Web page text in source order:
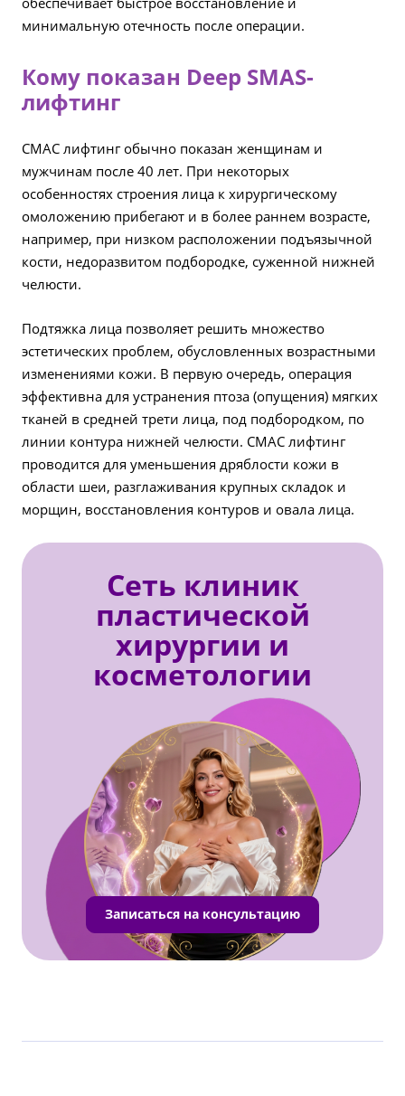
минимальную отечность после операции.
Кому показан Deep SMAS-
лифтинг
СМАС лифтинг обычно показан женщинам и
мужчинам после 40 лет. При некоторых
особенностях строения лица к хирургическому
омоложению прибегают и в более раннем возрасте,
например, при низком расположении подъязычной
кости, недоразвитом подбородке, суженной нижней
челюсти.
Подтяжка лица позволяет решить множество
эстетических проблем, обусловленных возрастными
изменениями кожи. В первую очередь, операция
эффективна для устранения птоза (опущения) мягких
тканей в средней трети лица, под подбородком, по
линии контура нижней челюсти. СМАС лифтинг
проводится для уменьшения дряблости кожи в
области шеи, разглаживания крупных складок и
морщин, восстановления контуров и овала лица.
Сеть клиник
пластической
хирургии и
косметологии
Записаться на консультацию